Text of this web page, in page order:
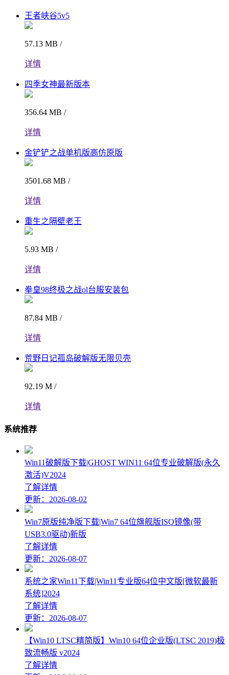
王者峡谷5v5
57.13 MB /
详情
四季女神最新版本
356.64 MB /
详情
金铲铲之战单机版高仿原版
3501.68 MB /
详情
重生之隔壁老王
5.93 MB /
详情
拳皇98终极之战ol台服安装包
87.84 MB /
详情
荒野日记孤岛破解版无限贝壳
92.19 M /
详情
系统推荐
Win11破解版下载|GHOST WIN11 64位专业破解版(永久
激活)V2024
了解详情
更新：2026-08-02
Win7原版纯净版下载|Win7 64位旗舰版ISO镜像(带
USB3.0驱动)新版
了解详情
更新：2026-08-07
系统之家Win11下载|Win11专业版64位中文版[微软最新
系统]2024
了解详情
更新：2026-08-07
【Win10 LTSC精简版】Win10 64位企业版(LTSC 2019)极
致流畅版 v2024
了解详情